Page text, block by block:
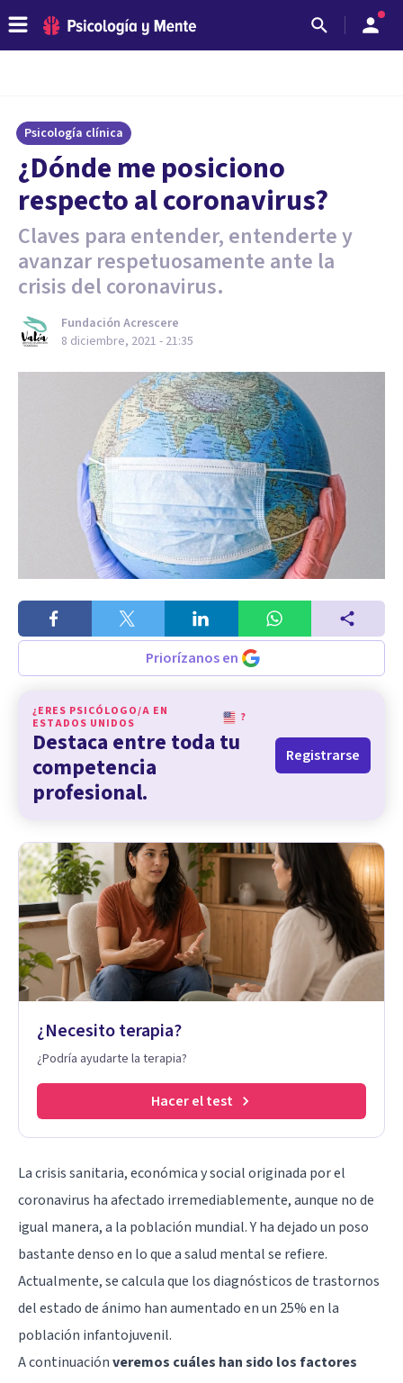
Psicología clínica
¿Dónde me posiciono
respecto al coronavirus?
Claves para entender, entenderte y
avanzar respetuosamente ante la
crisis del coronavirus.
Fundación Acrescere
8 diciembre, 2021 - 21:35
Priorízanos en
¿ERES PSICÓLOGO/A EN
ESTADOS UNIDOS
?
Destaca entre toda tu
competencia
profesional.
Registrarse
¿Necesito terapia?
¿Podría ayudarte la terapia?
Hacer el test
La crisis sanitaria, económica y social originada por el
coronavirus ha afectado irremediablemente, aunque no de
igual manera, a la población mundial. Y ha dejado un poso
bastante denso en lo que a salud mental se refiere.
Actualmente, se calcula que los diagnósticos de trastornos
del estado de ánimo han aumentado en un 25% en la
población infantojuvenil.
A continuaciónveremos cuáles han sido los factores